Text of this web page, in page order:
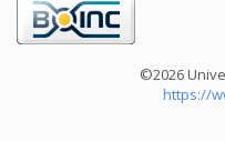
©2026
https://